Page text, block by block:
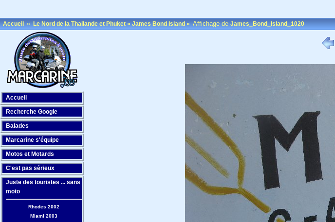
Accueil»Le Nord de la Thailande et Phuket»James Bond Island»Affichage deJames_Bond_Island_1020
Accueil
Recherche Google
Balades
Marcarine s'équipe
Motos et Motards
C'est pas sérieux
Juste des touristes ... sans
moto
Rhodes 2002
Miami 2003